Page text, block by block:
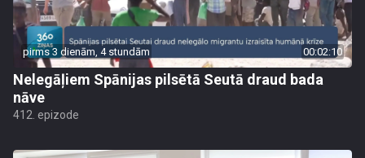
pirms 3 dienām, 4 stundām 00:02:10
Nelegāļiem Spānijas pilsētā Seutā draud bada
nāve
412. epizode